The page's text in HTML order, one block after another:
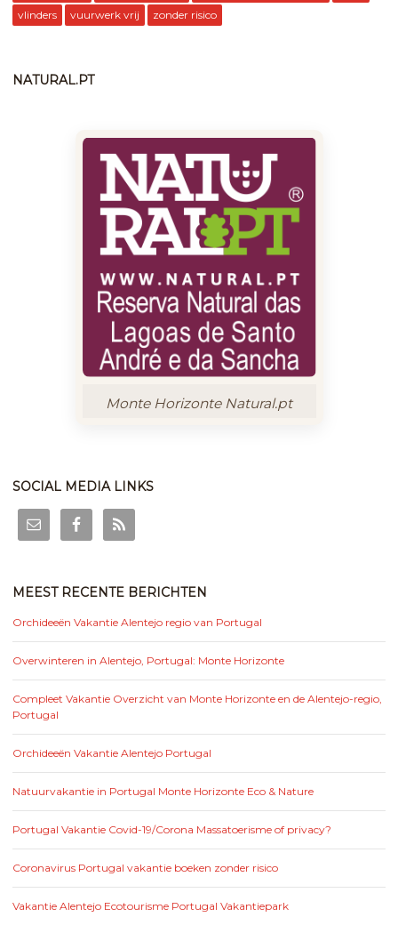
vlinders
vuurwerk vrij zonder risico
NATURAL.PT
Monte Horizonte Natural.pt
SOCIAL MEDIA LINKS
MEEST RECENTE BERICHTEN
Orchideeën Vakantie Alentejo regio van Portugal
Overwinteren in Alentejo, Portugal: Monte Horizonte
Compleet Vakantie Overzicht van Monte Horizonte en de Alentejo-regio,
Portugal
Orchideeën Vakantie Alentejo Portugal
Natuurvakantie in Portugal Monte Horizonte Eco & Nature
Portugal Vakantie Covid-19/Corona Massatoerisme of privacy?
Coronavirus Portugal vakantie boeken zonder risico
Vakantie Alentejo Ecotourisme Portugal Vakantiepark